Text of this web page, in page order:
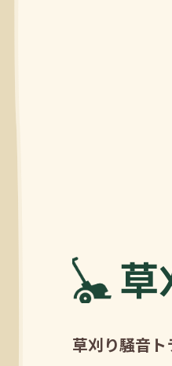
草刈り騒音